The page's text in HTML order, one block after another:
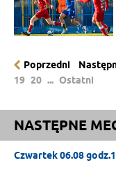
Poprzedni
19 20 ... Ostatni
NASTĘPNE
Czwartek 06.08